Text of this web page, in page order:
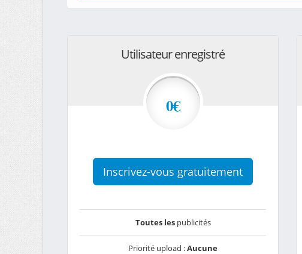
Utilisateur enregistré
0€
Inscrivez-vous gratuitement
Toutes lespublicités
Priorité upload :Aucune